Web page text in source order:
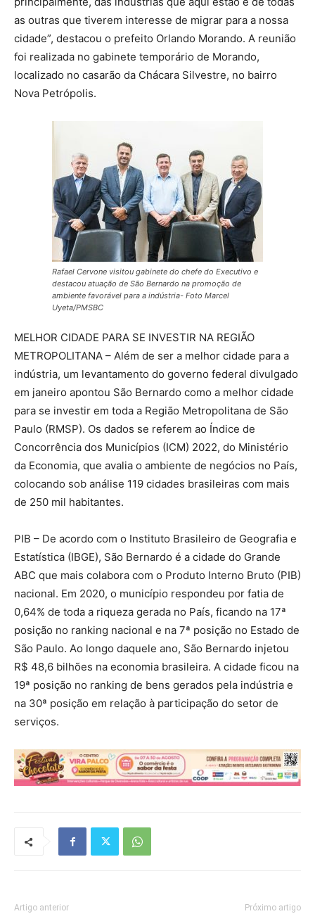
as outras que tiverem interesse de migrar para a nossa
cidade”, destacou o prefeito Orlando Morando. A reunião
foi realizada no gabinete temporário de Morando,
localizado no casarão da Chácara Silvestre, no bairro
Nova Petrópolis.
Rafael Cervone visitou gabinete do chefe do Executivo e
destacou atuação de São Bernardo na promoção de
ambiente favorável para a indústria- Foto Marcel
Uyeta/PMSBC
MELHOR CIDADE PARA SE INVESTIR NA REGIÃO
METROPOLITANA – Além de ser a melhor cidade para a
indústria, um levantamento do governo federal divulgado
em janeiro apontou São Bernardo como a melhor cidade
para se investir em toda a Região Metropolitana de São
Paulo (RMSP). Os dados se referem ao Índice de
Concorrência dos Municípios (ICM) 2022, do Ministério
da Economia, que avalia o ambiente de negócios no País,
colocando sob análise 119 cidades brasileiras com mais
de 250 mil habitantes.
PIB – De acordo com o Instituto Brasileiro de Geografia e
Estatística (IBGE), São Bernardo é a cidade do Grande
ABC que mais colabora com o Produto Interno Bruto (PIB)
nacional. Em 2020, o município respondeu por fatia de
0,64% de toda a riqueza gerada no País, ficando na 17ª
posição no ranking nacional e na 7ª posição no Estado de
São Paulo. Ao longo daquele ano, São Bernardo injetou
R$ 48,6 bilhões na economia brasileira. A cidade ficou na
19ª posição no ranking de bens gerados pela indústria e
na 30ª posição em relação à participação do setor de
serviços.
Artigo anterior Próximo artigo